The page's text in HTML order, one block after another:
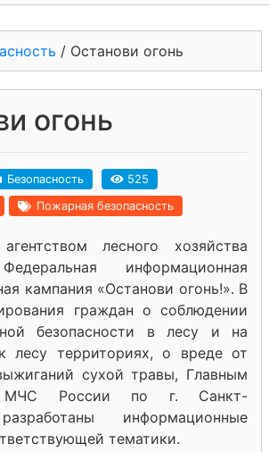
/ Останови огонь
огонь
Безопасность
525
Пожарная безопасность
лесного хозяйства
информационная
кампания «Останови огонь!». В
граждан о соблюдении
безопасности в лесу и на
лесу территориях, о вреде от
сухой травы, Главным
МЧС России по г. Санкт-
информационные
тематики.